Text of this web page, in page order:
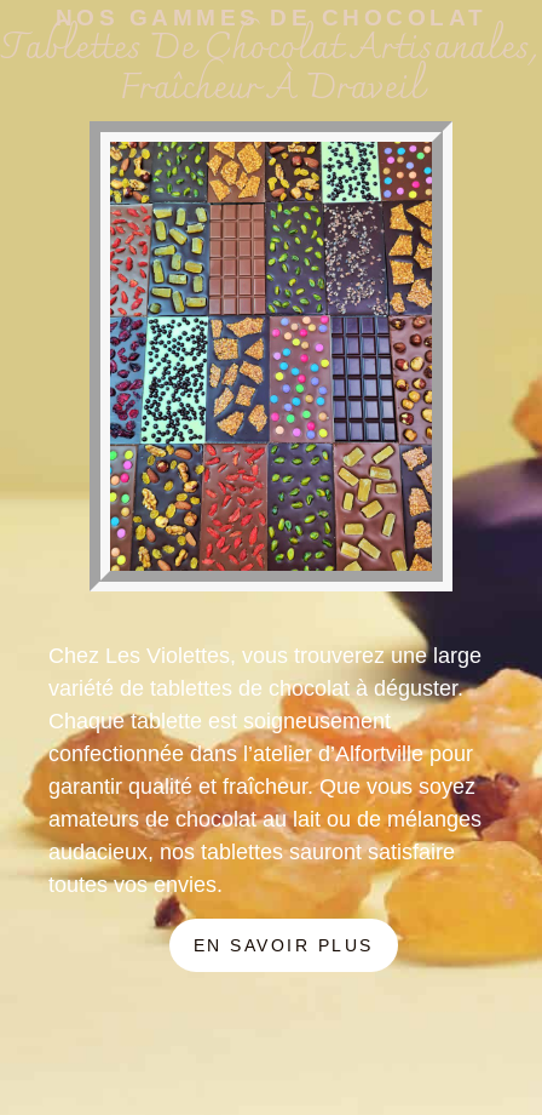
NOS GAMMES DE CHOCOLAT
Tablettes De Chocolat Artisanales,
Fraîcheur À Draveil
Chez Les Violettes, vous trouverez une large
variété de tablettes de chocolat à déguster.
Chaque tablette est soigneusement
confectionnée dans l’atelier d’Alfortville pour
garantir qualité et fraîcheur. Que vous soyez
amateurs de chocolat au lait ou de mélanges
audacieux, nos tablettes sauront satisfaire
toutes vos envies.
EN SAVOIR PLUS